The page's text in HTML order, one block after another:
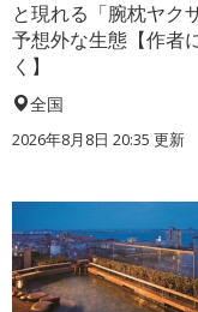
と現れる「腕枕ヤク
予想外な生態【作者
く】
全国
2026年8月8日 20:35 更新